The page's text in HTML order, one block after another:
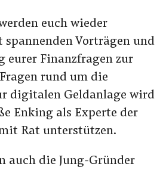
euch wieder
Vorträgen und
eurer Finanzfragen zur
rund um die
digitalen Geldanlage wird
Enking als Experte der
Rat unterstützen.
auch die Jung-Gründer